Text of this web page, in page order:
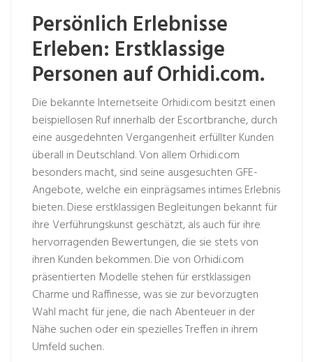
Persönlich Erlebnisse
Erleben: Erstklassige
Personen auf Orhidi.com.
Die bekannte Internetseite Orhidi.com besitzt einen
beispiellosen Ruf innerhalb der Escortbranche, durch
eine ausgedehnten Vergangenheit erfüllter Kunden
überall in Deutschland. Von allem Orhidi.com
besonders macht, sind seine ausgesuchten GFE-
Angebote, welche ein einprägsames intimes Erlebnis
bieten. Diese erstklassigen Begleitungen bekannt für
ihre Verführungskunst geschätzt, als auch für ihre
hervorragenden Bewertungen, die sie stets von
ihren Kunden bekommen. Die von Orhidi.com
präsentierten Modelle stehen für erstklassigen
Charme und Raffinesse, was sie zur bevorzugten
Wahl macht für jene, die nach Abenteuer in der
Nähe suchen oder ein spezielles Treffen in ihrem
Umfeld suchen.